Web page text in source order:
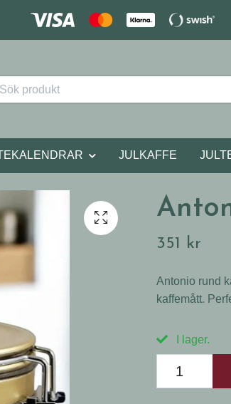
JULKAFFE
351 kr
Antonio rund
kaffemått.
I lager.